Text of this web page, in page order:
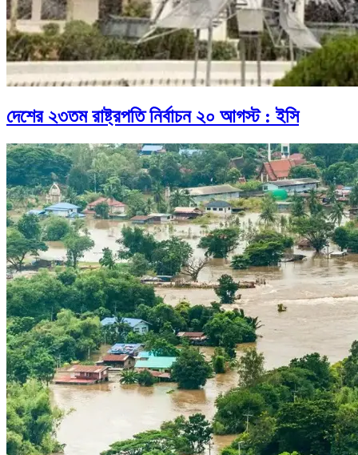
দেশের ২৩তম রাষ্ট্রপতি নির্বাচন ২০ আগস্ট : ইসি